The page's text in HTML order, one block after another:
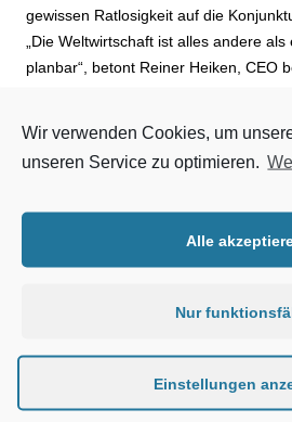
gewissen Ratlosigkeit auf die
„Die Weltwirtschaft ist alles andere
planbar“, betont Reiner Heiken, CEO
Auch die Logistik stellt das vor große
internationale Handel mit dem
von EU-Transportfahrzeugen heute
es bei Non-EU-Trucks 20 bis 90
Dokumentation werden rund 50 bis
Wir verwenden Cookies, um
unseren Service zu optimieren.
Alle
Nur
Einstellungen